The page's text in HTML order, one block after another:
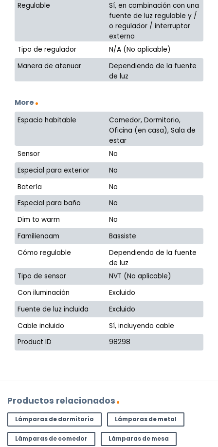
Regulable
Sí, en combinación con una
fuente de luz regulable y /
o regulador / interruptor
externo
Tipo de regulador
N/A (No aplicable)
Manera de atenuar
Dependiendo de la fuente
de luz
More
Espacio habitable
Comedor, Dormitorio,
Oficina (en casa), Sala de
estar
Sensor
No
Especial para exterior
No
Batería
No
Especial para baño
No
Dim to warm
No
Familienaam
Bassiste
Cómo regulable
Dependiendo de la fuente
de luz
Tipo de sensor
NVT (No aplicable)
Con iluminación
Excluido
Fuente de luz incluida
Excluido
Cable incluido
Sí, incluyendo cable
Product ID
98298
Productos relacionados
Lámparas de dormitorio Lámparas de metal
Lámparas de comedor Lámparas de mesa